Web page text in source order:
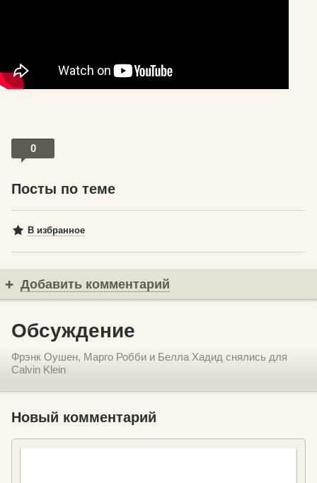
0
Посты по теме
В избранное
Добавить комментарий
Обсуждение
Фрэнк Оушен, Марго Робби и Белла Хадид снялись для
Calvin Klein
Новый комментарий